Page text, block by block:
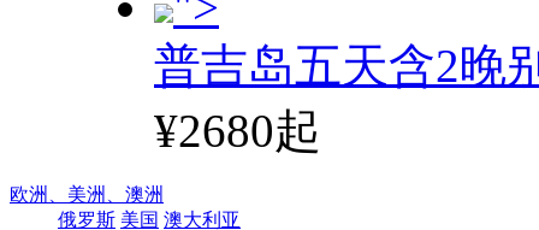
普吉岛五天含2晚
¥2680起
欧洲、 美洲、 澳洲
俄罗斯 美国 澳大利亚